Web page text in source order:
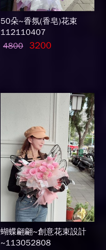
50朵~香氛(香皂)花束
112110407
4800
3200
蝴蝶翩翩~創意花束設計
~113052808